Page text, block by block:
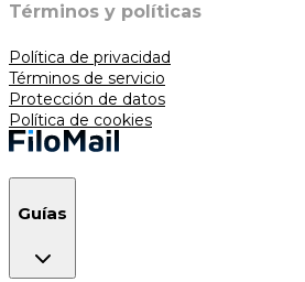
Términos y políticas
Política de privacidad
Términos de servicio
Protección de datos
Política de cookies
Guías